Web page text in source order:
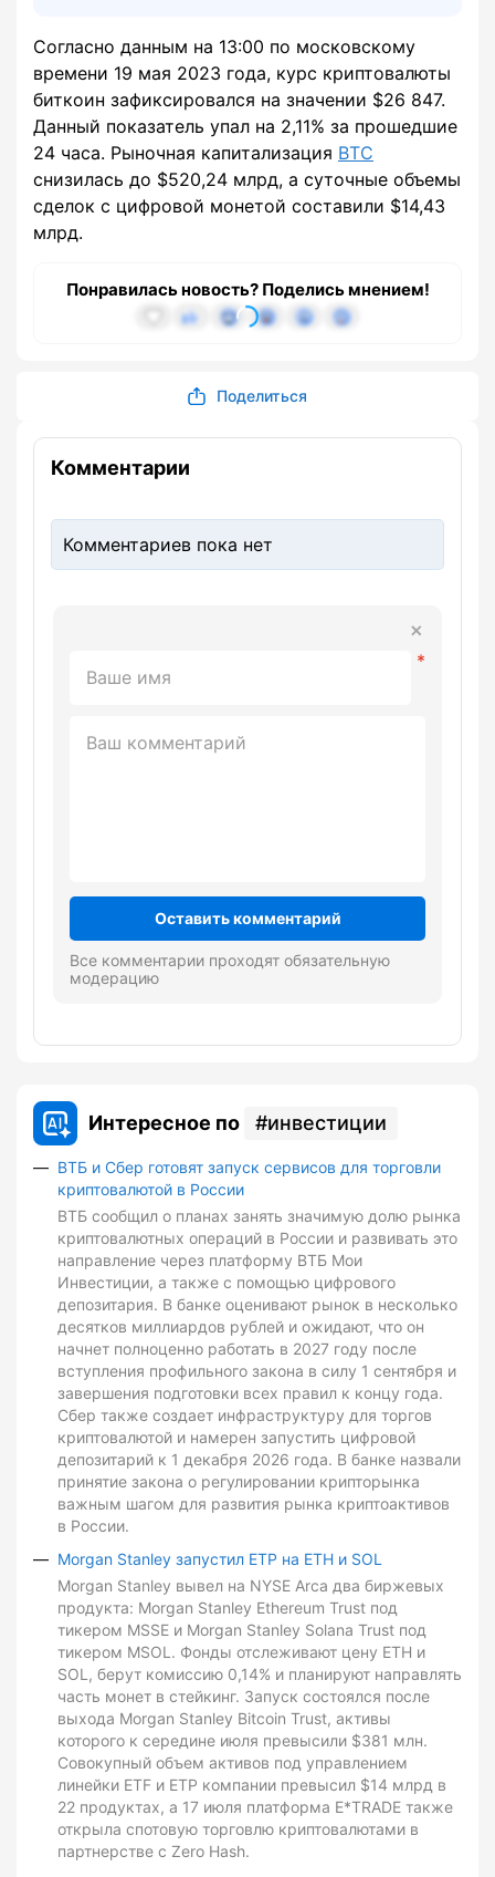
Согласно данным на 13:00 по московскому
времени 19 мая 2023 года, курс криптовалюты
биткоин зафиксировался на значении $26 847.
Данный показатель упал на 2,11% за прошедшие
24 часа. Рыночная капитализация BTC
снизилась до $520,24 млрд, а суточные объемы
сделок c цифровой монетой составили $14,43
млрд.
Понравилась новость? Поделись мнением!
Поделиться
Комментарии
Комментариев пока нет
Оставить комментарий
Все комментарии проходят обязательную
модерацию
Интересное по инвестиции
ВТБ и Сбер готовят запуск сервисов для торговли
криптовалютой в России
ВТБ сообщил о планах занять значимую долю рынка
криптовалютных операций в России и развивать это
направление через платформу ВТБ Мои
Инвестиции, а также с помощью цифрового
депозитария. В банке оценивают рынок в несколько
десятков миллиардов рублей и ожидают, что он
начнет полноценно работать в 2027 году после
вступления профильного закона в силу 1 сентября и
завершения подготовки всех правил к концу года.
Сбер также создает инфраструктуру для торгов
криптовалютой и намерен запустить цифровой
депозитарий к 1 декабря 2026 года. В банке назвали
принятие закона о регулировании крипторынка
важным шагом для развития рынка криптоактивов
в России.
Morgan Stanley запустил ETP на ETH и SOL
Morgan Stanley вывел на NYSE Arca два биржевых
продукта: Morgan Stanley Ethereum Trust под
тикером MSSE и Morgan Stanley Solana Trust под
тикером MSOL. Фонды отслеживают цену ETH и
SOL, берут комиссию 0,14% и планируют направлять
часть монет в стейкинг. Запуск состоялся после
выхода Morgan Stanley Bitcoin Trust, активы
которого к середине июля превысили $381 млн.
Совокупный объем активов под управлением
линейки ETF и ETP компании превысил $14 млрд в
22 продуктах, а 17 июля платформа E*TRADE также
открыла спотовую торговлю криптовалютами в
партнерстве с Zero Hash.